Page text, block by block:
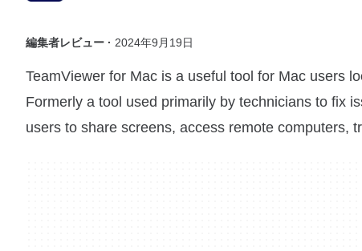
編集者レビュー · 2024年9月19日
TeamViewer for Mac is a useful tool for Mac users
Formerly a tool used primarily by technicians to fix
users to share screens, access remote computers,